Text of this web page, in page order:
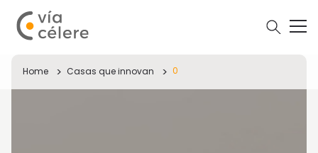
Home Casas que innovan 0